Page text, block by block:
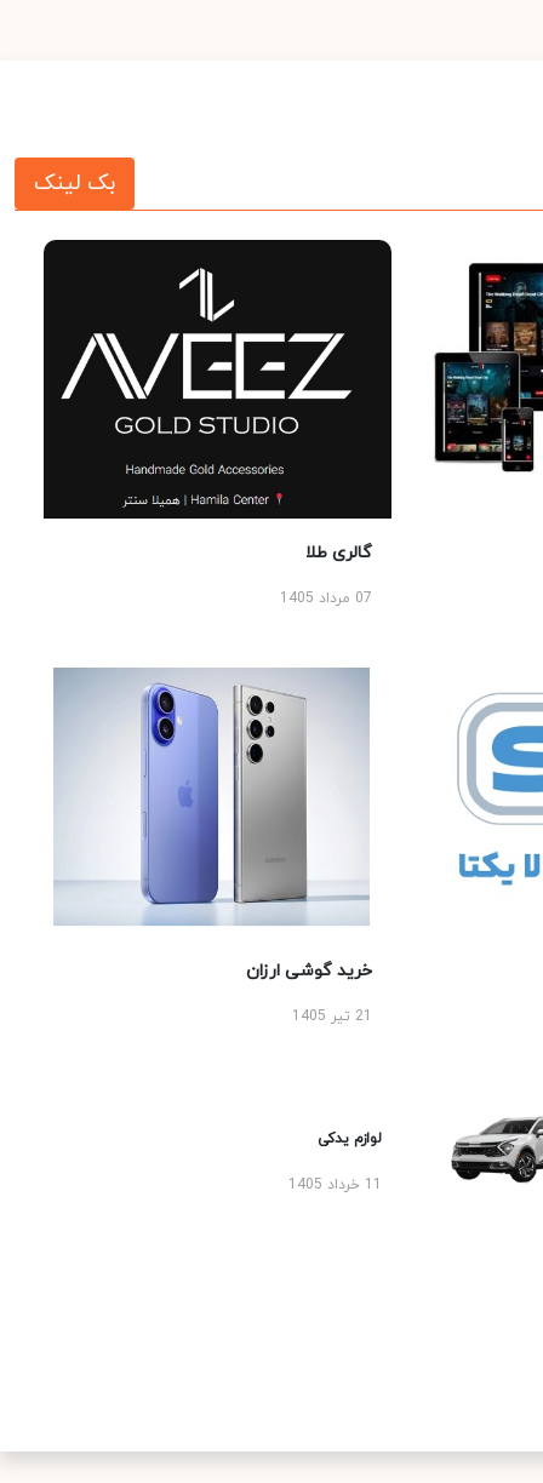
بک لینک
گالری طلا
07 مرداد 1405
خرید گوشی ارزان
لوازم یدکی